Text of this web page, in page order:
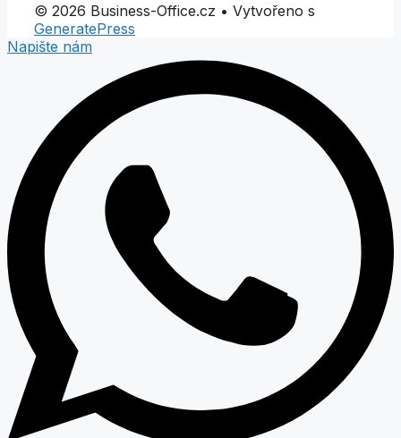
© 2026 Business-Office.cz • Vytvořeno s
GeneratePress
Napište nám